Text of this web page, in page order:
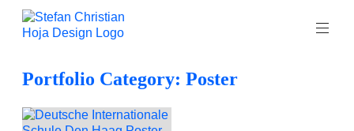
Zum
Inhalt
springen
Christian
Hauska
Portfolio Category: Poster